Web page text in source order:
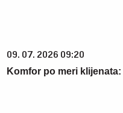
09. 07. 2026 09:20
Komfor po meri